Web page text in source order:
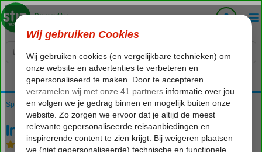
Voelt als thuiskomen...
Spanje Balearen Ibiza new destination Invisa Figueral Resort
Invisa Figueral Resort
Logies en ontbijt - Hotel